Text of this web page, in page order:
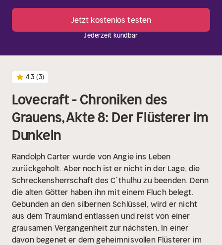
Jetzt kostenlos testen
Jederzeit kündbar
4.3 (3)
Lovecraft - Chroniken des
Grauens, Akte 8: Der Flüsterer im
Dunkeln
Randolph Carter wurde von Angie ins Leben
zurückgeholt. Aber noch ist er nicht in der Lage, die
Schreckensherrschaft des C`thulhu zu beenden. Denn
die alten Götter haben ihn mit einem Fluch belegt.
Gebunden an den silbernen Schlüssel, wird er nicht
aus dem Traumland entlassen und reist von einer
grausamen Vergangenheit zur nächsten. In einer
davon begenet er dem geheimnisvollen Flüsterer im